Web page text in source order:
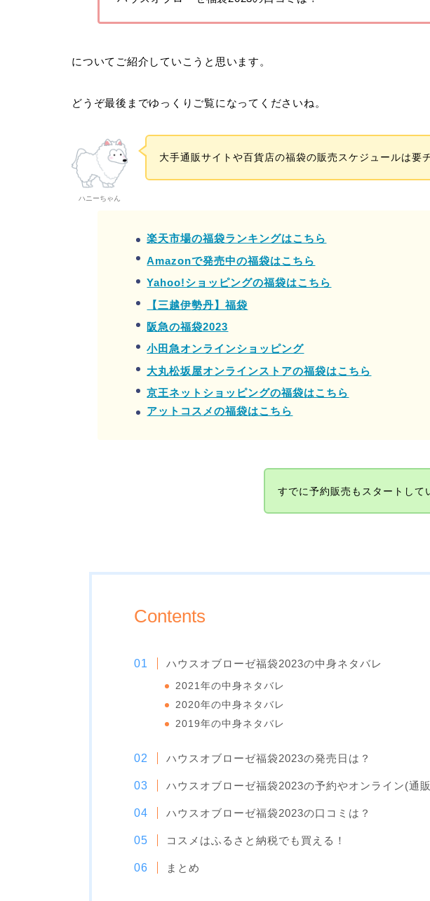
についてご紹介していこうと思います。
どうぞ最後までゆっくりご覧になってくださいね。
ハニーちゃん
大手通販サイトや百貨店の福袋の販売スケジュールは要
楽天市場の福袋ランキングはこちら
Amazonで発売中の福袋はこちら
Yahoo!ショッピングの福袋はこちら
【三越伊勢丹】福袋
阪急の福袋2023
小田急オンラインショッピング
大丸松坂屋オンラインストアの福袋はこちら
京王ネットショッピングの福袋はこちら
アットコスメの福袋はこちら
すでに予約販売もスタートして
Contents
ハウスオブローゼ福袋2023の中身ネタバレ
2021年の中身ネタバレ
2020年の中身ネタバレ
2019年の中身ネタバレ
ハウスオブローゼ福袋2023の発売日は？
ハウスオブローゼ福袋2023の予約やオンライン(通
ハウスオブローゼ福袋2023の口コミは？
コスメはふるさと納税でも買える！
まとめ